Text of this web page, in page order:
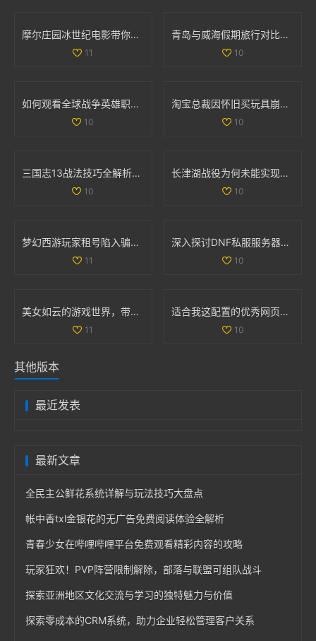
摩尔庄园冰世纪电影带你领略全新奇幻冒险旅程
11
青岛与威海假期旅行对比全解析，哪个更值得去探索
10
如何观看全球战争英雄职业赛事的最新信息与平台推荐
10
淘宝总裁因怀旧买玩具崩溃哭泣引发热议
10
三国志13战法技巧全解析：全面掌握战法使用策略与方法
10
长津湖战役为何未能实现全歼敌军的深度解析
10
梦幻西游玩家租号陷入骗局 CBG应优化租赁功能保障权益
11
深入探讨DNF私服服务器的安全隐患及技术挑战
10
美女如云的游戏世界，带你领略视觉盛宴的无限魅力
11
适合我这配置的优秀网页游戏和单机游戏推荐
10
其他版本
最近发表
最新文章
全民主公鲜花系统详解与玩法技巧大盘点
帐中香txl金银花的无广告免费阅读体验全解析
青春少女在哔哩哔哩平台免费观看精彩内容的攻略
玩家狂欢！PVP阵营限制解除，部落与联盟可组队战斗
探索亚洲地区文化交流与学习的独特魅力与价值
探索零成本的CRM系统，助力企业轻松管理客户关系